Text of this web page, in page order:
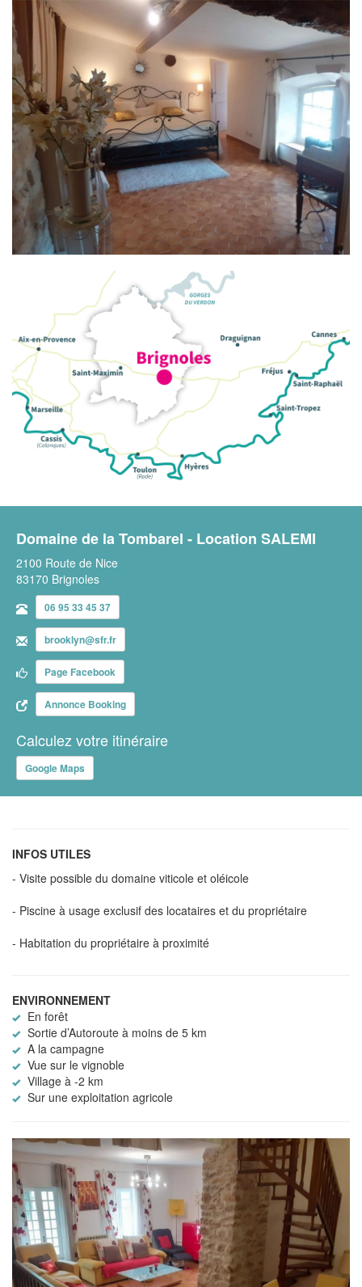
Domaine de la Tombarel - Location SALEMI
2100 Route de Nice
83170 Brignoles
06 95 33 45 37
brooklyn@sfr.fr
Page Facebook
Annonce Booking
Calculez votre itinéraire
Google Maps
INFOS UTILES
- Visite possible du domaine viticole et oléicole
- Piscine à usage exclusif des locataires et du propriétaire
- Habitation du propriétaire à proximité
ENVIRONNEMENT
En forêt
Sortie d’Autoroute à moins de 5 km
A la campagne
Vue sur le vignoble
Village à -2 km
Sur une exploitation agricole